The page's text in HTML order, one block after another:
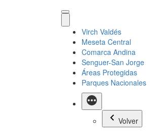
Virch Valdés
Meseta Central
Comarca Andina
Senguer-San Jorge
Áreas Protegidas
Parques Nacionales
Más
Volver